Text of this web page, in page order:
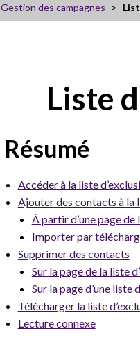
Gestion des campagnes
Liste
Résumé
Accéder à la liste
Ajouter des contacts à la
À partir d’une page
Importer par
Supprimer des contacts
Sur la page de la liste
Sur la page d’une liste
Télécharger la liste
Lecture connexe